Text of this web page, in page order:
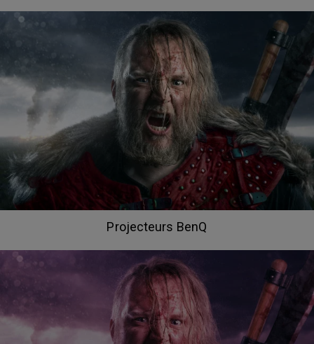
Projecteurs BenQ